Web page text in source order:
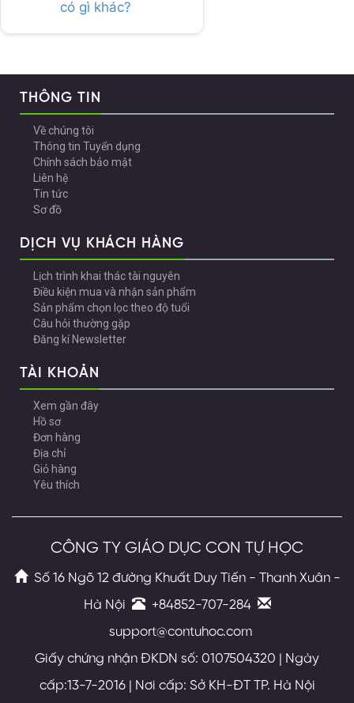
có gì khác?
THÔNG TIN
Về chúng tôi
Thông tin Tuyển dụng
Chính sách bảo mật
Liên hệ
Tin tức
Sơ đồ
DỊCH VỤ KHÁCH HÀNG
Lịch trình khai thác tài nguyên
Điều kiện mua và nhận sản phẩm
Sản phẩm chọn lọc theo độ tuổi
Câu hỏi thường gặp
Đăng kí Newsletter
TÀI KHOẢN
Xem gần đây
Hồ sơ
Đơn hàng
Địa chỉ
Giỏ hàng
Yêu thích
CÔNG TY GIÁO DỤC CON TỰ HỌC
Số 16 Ngõ 12 đường Khuất Duy Tiến - Thanh Xuân -
Hà Nội
+84852-707-284
support@contuhoc.com
Giấy chứng nhận ĐKDN số: 0107504320 | Ngày
cấp:13-7-2016 | Nơi cấp: Sở KH-ĐT TP. Hà Nội